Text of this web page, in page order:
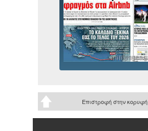
Επιστροφή στην κορυφή